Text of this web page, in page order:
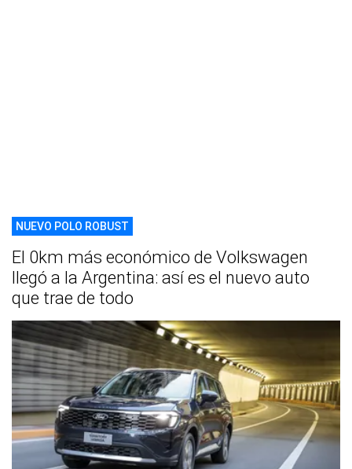
NUEVO POLO ROBUST
El 0km más económico de Volkswagen
llegó a la Argentina: así es el nuevo auto
que trae de todo